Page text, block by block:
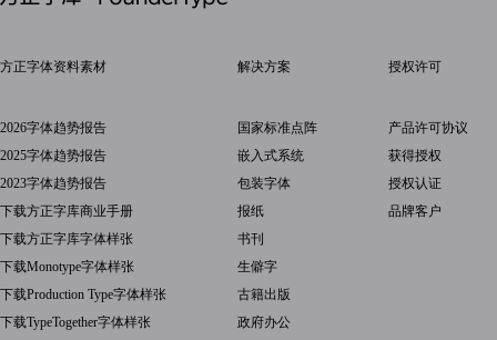
方正字体资料素材
2026字体趋势报告
2025字体趋势报告
2023字体趋势报告
下载方正字库商业手册
下载方正字库字体样张
下载Monotype字体样张
下载Production Type字体样张
下载TypeTogether字体样张
解决方案
国家标准点阵
嵌入式系统
包装字体
报纸
书刊
生僻字
古籍出版
政府办公
授权许可
产品许可协议
获得授权
授权认证
品牌客户